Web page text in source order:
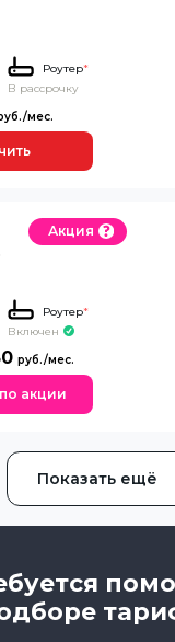
Роутер*
В рассрочку
Акция
Роутер*
Включен
акции
Показать ещё